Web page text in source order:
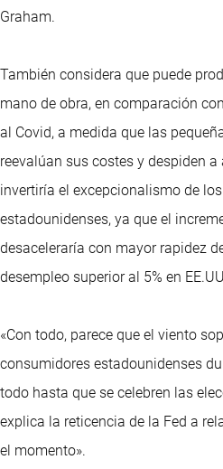
Graham.
También considera que puede
mano de obra, en comparación
al Covid, a medida que las
reevalúan sus costes y despiden
invertiría el excepcionalismo de
estadounidenses, ya que el
desaceleraría con mayor rapidez
desempleo superior al 5% en
«Con todo, parece que el viento
consumidores estadounidenses
todo hasta que se celebren las
explica la reticencia de la Fed a
el momento».